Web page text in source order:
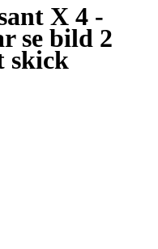
X 4 -
se bild 2
skick